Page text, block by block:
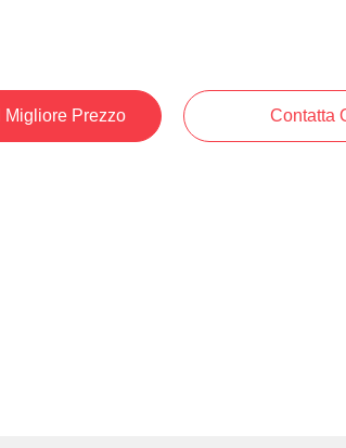
Migliore Prezzo Contatta